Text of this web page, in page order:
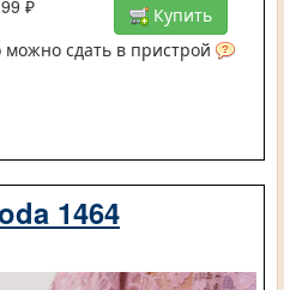
₽
Купить
можно сдать в пристрой
1464